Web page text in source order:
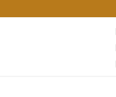
Pengamanan Di setiap Gereja Di
Taruna Desa Nangerang
Berganti, Irjen Tornagogo